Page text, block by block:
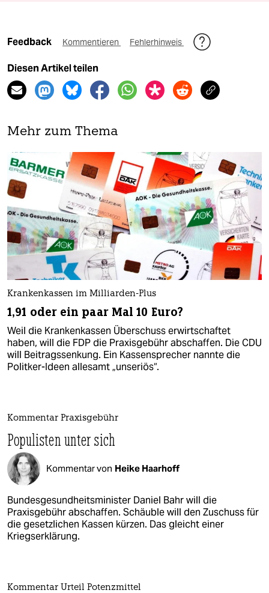
Feedback Kommentieren Fehlerhinweis
Diesen Artikel teilen
Mehr zum Thema
Krankenkassen im Milliarden-Plus
1,91 oder ein paar Mal 10 Euro?
Weil die Krankenkassen Überschuss erwirtschaftet
haben, will die FDP die Praxisgebühr abschaffen. Die CDU
will Beitragssenkung. Ein Kassensprecher nannte die
Politker-Ideen allesamt „unseriös“.
Kommentar Praxisgebühr
Populisten unter sich
Kommentar von Heike Haarhoff
Bundesgesundheitsminister Daniel Bahr will die
Praxisgebühr abschaffen. Schäuble will den Zuschuss für
die gesetzlichen Kassen kürzen. Das gleicht einer
Kriegserklärung.
Kommentar Urteil Potenzmittel